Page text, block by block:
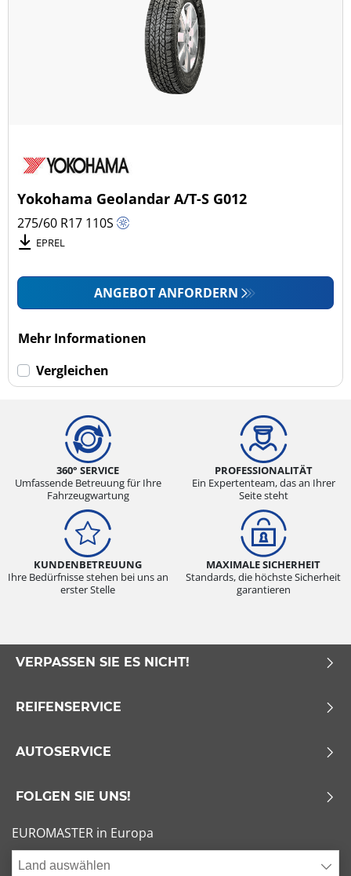
Ganzjahresreifen (0)
Pkw (0)
Transporter (0)
Wohnmobil (0)
Keine Run-flat (1)
mehr Optionen
Yokohama Geolandar A/T-S G012
275/60 R17 110S
EPREL
ANGEBOT ANFORDERN
Mehr Informationen
Vergleichen
360° SERVICE
Umfassende Betreuung für Ihre
Fahrzeugwartung
PROFESSIONALITÄT
Ein Expertenteam, das an Ihrer
Seite steht
KUNDENBETREUUNG
Ihre Bedürfnisse stehen bei uns an
erster Stelle
MAXIMALE SICHERHEIT
Standards, die höchste Sicherheit
garantieren
VERPASSEN SIE ES NICHT!
REIFENSERVICE
AUTOSERVICE
FOLGEN SIE UNS!
EUROMASTER in Europa
Land auswählen